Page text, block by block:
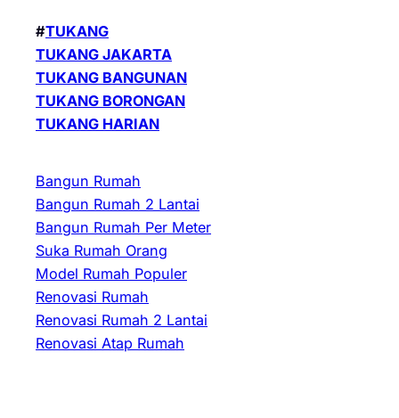
#TUKANG
TUKANG JAKARTA
TUKANG BANGUNAN
TUKANG BORONGAN
TUKANG HARIAN
Bangun Rumah
Bangun Rumah 2 Lantai
Bangun Rumah Per Meter
Suka Rumah Orang
Model Rumah Populer
Renovasi Rumah
Renovasi Rumah 2 Lantai
Renovasi Atap Rumah